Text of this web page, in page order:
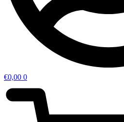
€0,00 0